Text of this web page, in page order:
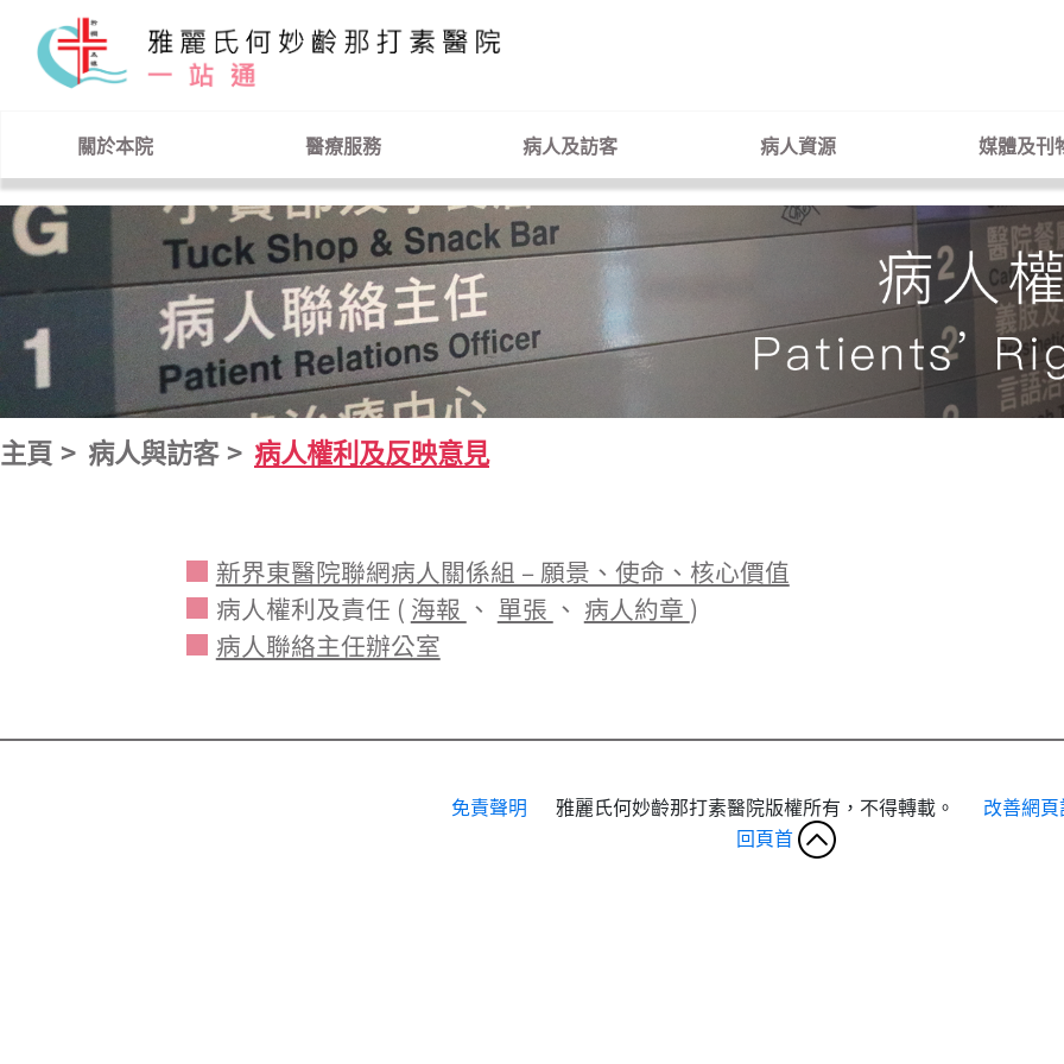
跳到主要內容
關於本院 醫療服務 病人及訪客 病人資源 媒體及刊
主頁 病人與訪客 病人權利及反映意見
新界東醫院聯網病人關係組 – 願景、使命、核心價值
病人權利及責任 ( 海報 、 單張 、 病人約章 )
病人聯絡主任辦公室
免責聲明 雅麗氏何妙齡那打素醫院版權所有，不得轉載。 改善網
回頁首